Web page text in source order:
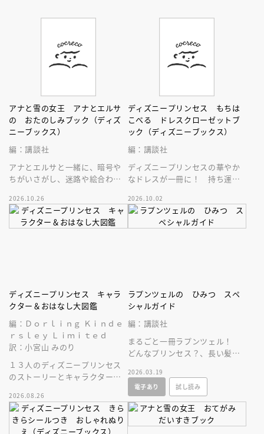
アナと雪の女王 アナとエルサ
の おたのしみブック（ディズ
ニーブックス）
編：講談社
アナとエルサと一緒に、暗号や
ちがいさがし、迷路や絵合わせ
けにもおうち遊びにも♪
2026.10.26
ディズニープリンセス もちは
こべる ドレスクローゼットブ
ック（ディズニーブックス）
編：講談社
ディズニープリンセスの華やか
なドレスが一冊に！ 持ち運び
本。扉を開いて素敵なドレスの
世界へ♪
2026.10.02
ディズニープリンセス キャラ
クター＆おはなし大図鑑
編：Ｄｏｒｌｉｎｇ Ｋｉｎｄｅ
ｒｓｌｅｙ Ｌｉｍｉｔｅｄ
訳：小宮山 みのり
１３人のディズニープリンセス
のストーリーとキャラクターに
鑑。豪華な保存版！
2026.08.26
ラプンツェルの ひみつ スペ
シャルガイド
編：講談社
まるごと一冊ラプンツェル！
どんなプリンセス？、長い髪の
ど、ラプンツェルのすべてがわ
かる！
2026.03.19
電子あり
試し読み